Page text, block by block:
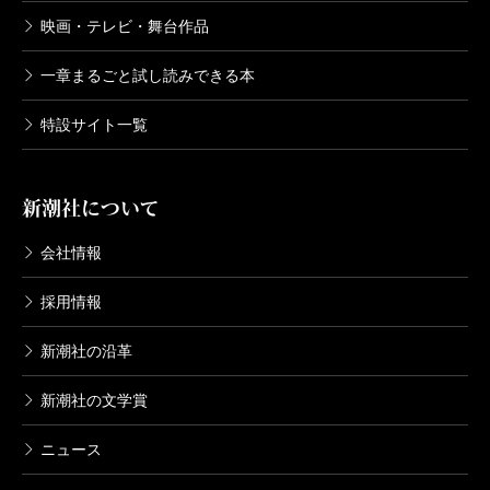
映画・テレビ・舞台作品
一章まるごと試し読みできる本
特設サイト一覧
新潮社について
会社情報
採用情報
新潮社の沿革
新潮社の文学賞
ニュース